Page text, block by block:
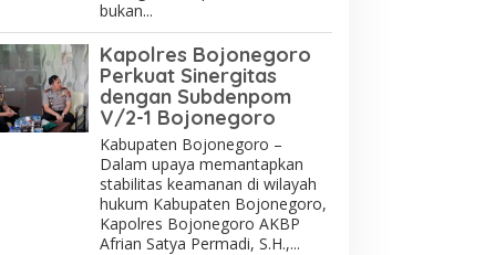
bukan...
Kapolres Bojonegoro
Perkuat Sinergitas
dengan Subdenpom
V/2-1 Bojonegoro
Kabupaten Bojonegoro –
Dalam upaya memantapkan
stabilitas keamanan di wilayah
hukum Kabupaten Bojonegoro,
Kapolres Bojonegoro AKBP
Afrian Satya Permadi, S.H.,...